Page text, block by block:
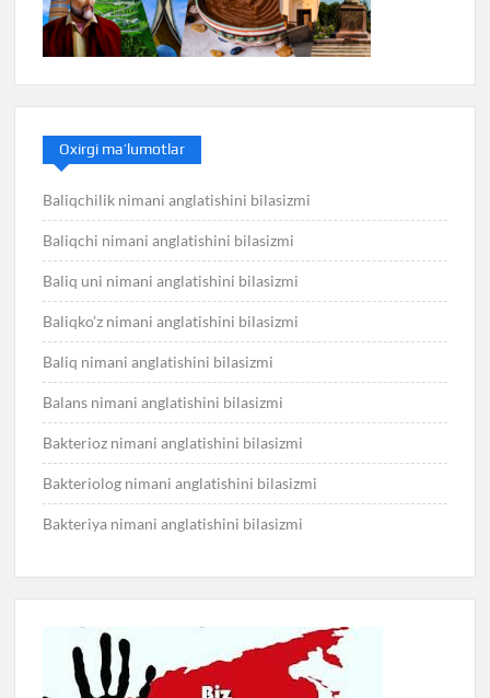
Oxirgi ma’lumotlar
Baliqchilik nimani anglatishini bilasizmi
Baliqchi nimani anglatishini bilasizmi
Baliq uni nimani anglatishini bilasizmi
Baliqko’z nimani anglatishini bilasizmi
Baliq nimani anglatishini bilasizmi
Balans nimani anglatishini bilasizmi
Bakterioz nimani anglatishini bilasizmi
Bakteriolog nimani anglatishini bilasizmi
Bakteriya nimani anglatishini bilasizmi